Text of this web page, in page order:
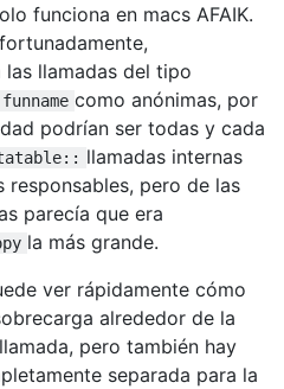
funciona en macs AFAIK.
las llamadas del tipo
como anónimas, por
podrían ser todas y cada
llamadas internas
responsables, pero de las
parecía que era
la más grande.
ver rápidamente cómo
alrededor de la
llamada, pero también hay
separada para la